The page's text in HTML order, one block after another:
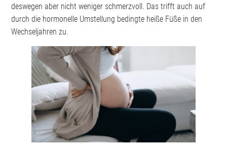
deswegen aber nicht weniger schmerzvoll. Das trifft auch auf
durch die hormonelle Umstellung bedingte heiße Füße in den
Wechseljahren zu.